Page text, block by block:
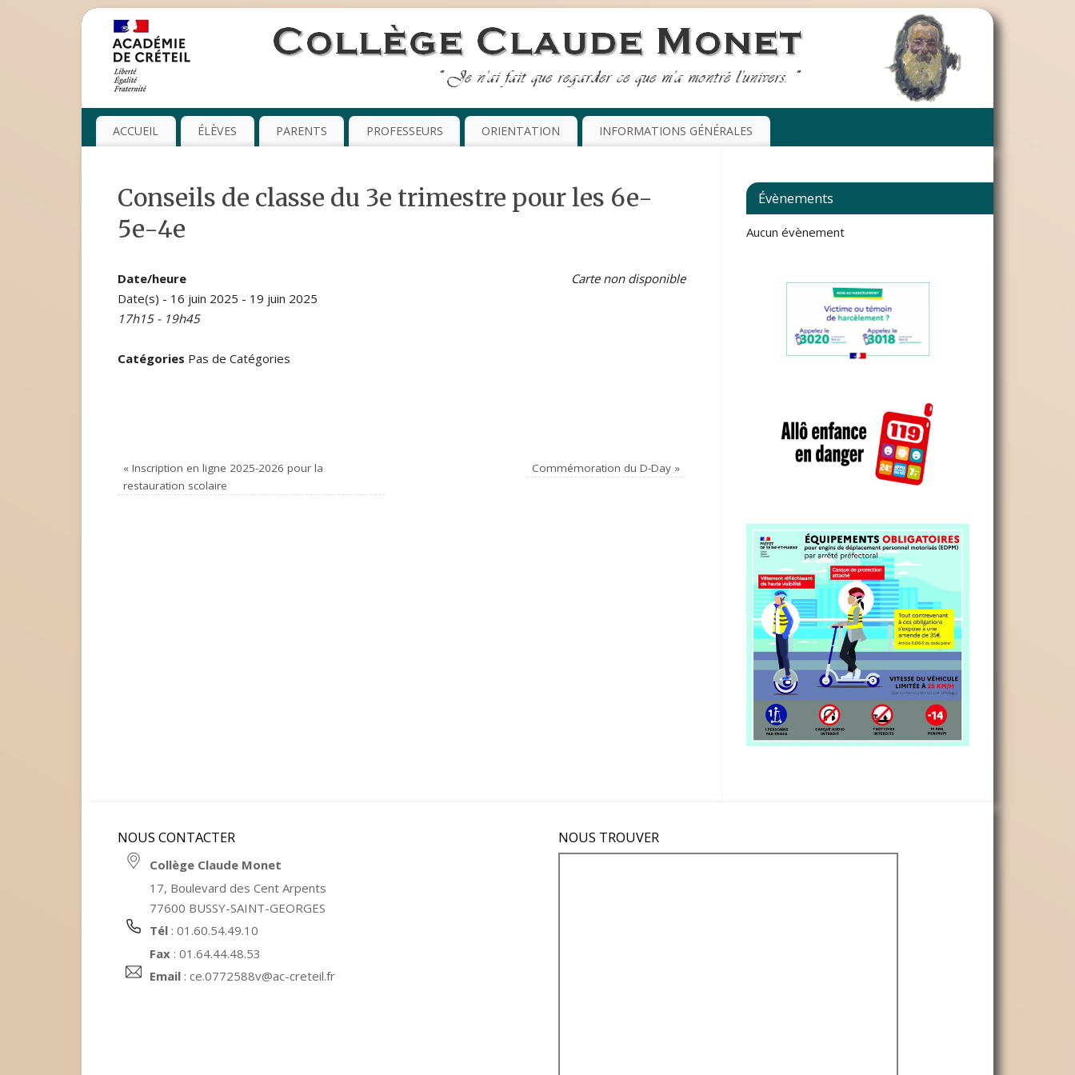
ACCUEIL ÉLÈVES PARENTS PROFESSEURS ORIENTATION INFORMATIONS GÉNÉRALES
Conseils de classe du 3e trimestre pour les 6e-
5e-4e
Carte non disponible
Date/heure
Date(s) - 16 juin 2025 - 19 juin 2025
17h15 - 19h45
Catégories Pas de Catégories
« Inscription en ligne 2025-2026 pour la
restauration scolaire
Commémoration du D-Day »
Évènements
Aucun évènement
NOUS CONTACTER
Collège Claude Monet
17, Boulevard des Cent Arpents
77600 BUSSY-SAINT-GEORGES
Tél : 01.60.54.49.10
Fax : 01.64.44.48.53
Email : ce.0772588v@ac-creteil.fr
NOUS TROUVER